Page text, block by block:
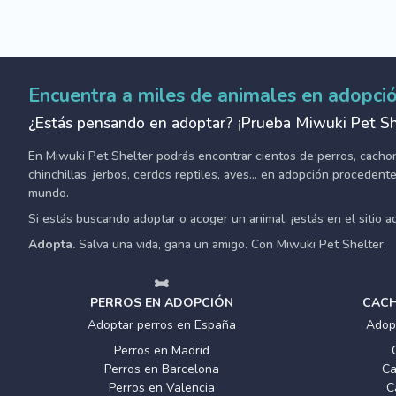
Encuentra a miles de animales en
¿Estás pensando en adoptar? ¡Prueba Miwuki Pet
En Miwuki Pet Shelter podrás encontrar cientos de perros,
chinchillas, jerbos, cerdos reptiles, aves... en adopción
mundo.
Si estás buscando adoptar o acoger un animal, ¡estás en el sitio
Adopta. Salva una vida, gana un amigo. Con Miwuki Pet Shelter.
PERROS EN ADOPCIÓN
Adoptar perros en España
Perros en Madrid
Perros en Barcelona
Perros en Valencia